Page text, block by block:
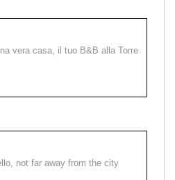
vera casa, il tuo B&B alla Torre
not far away from the city